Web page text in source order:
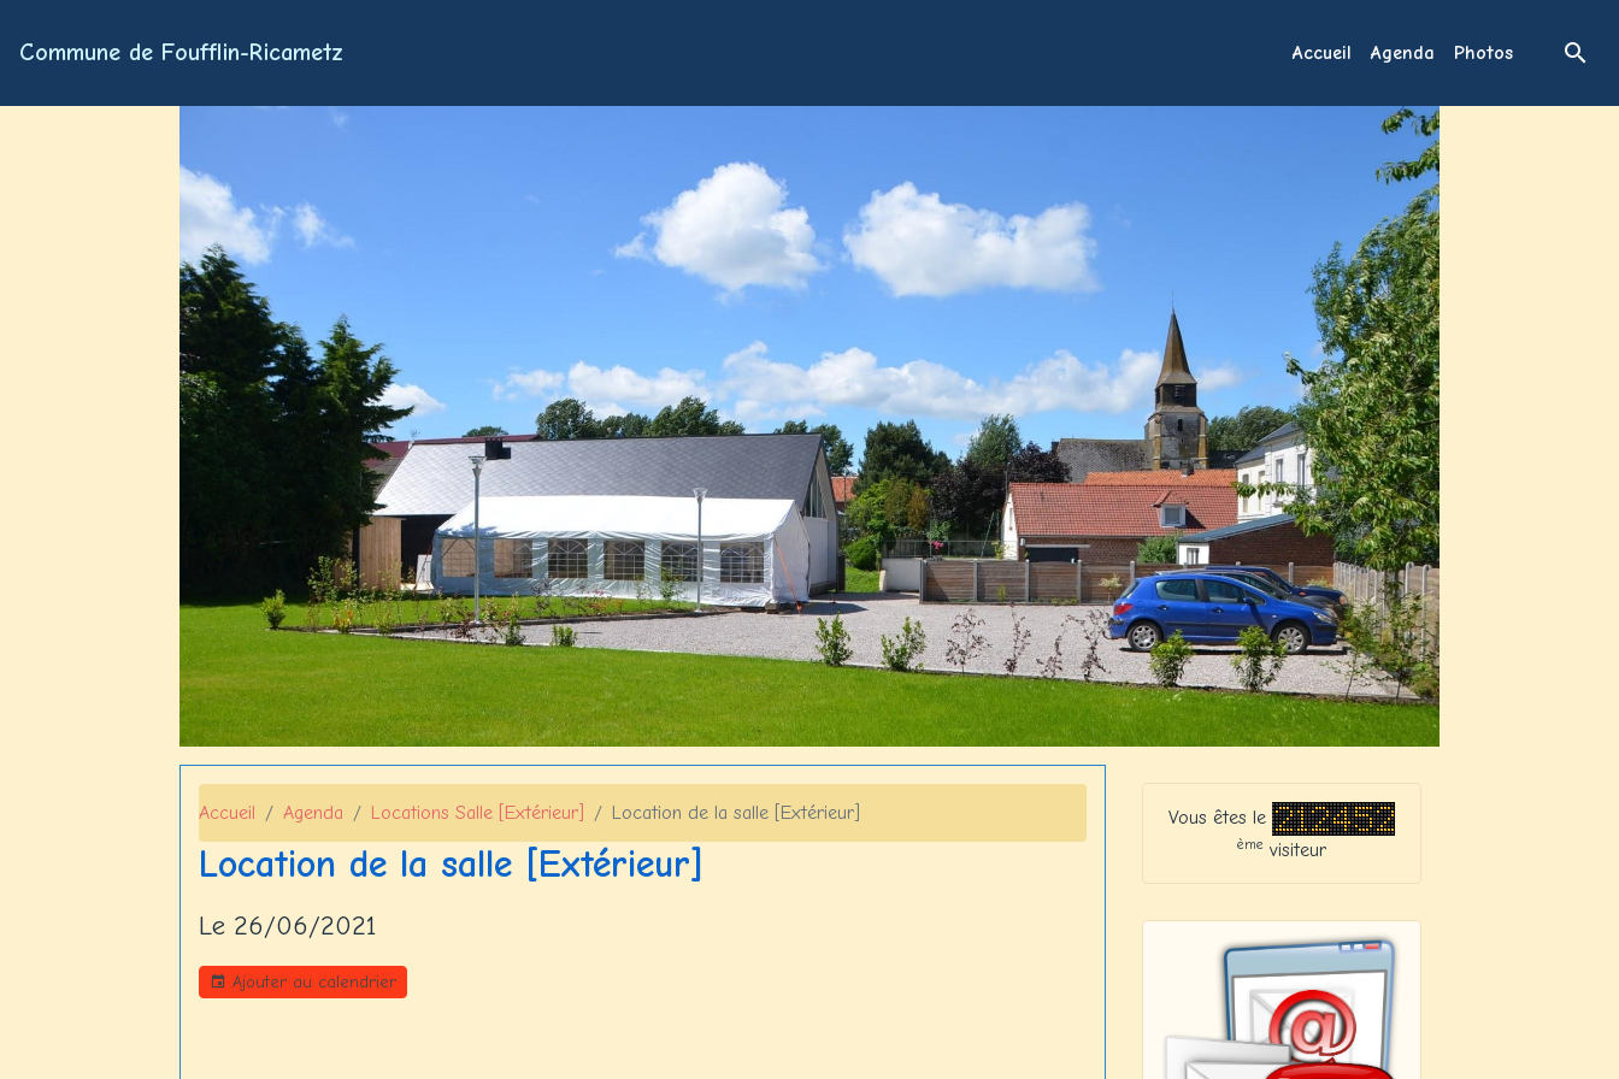
Commune de Foufflin-Ricametz Accueil Agenda Photos
Accueil Agenda Locations Salle [Extérieur] Location de la salle [Extérieur]
Location de la salle [Extérieur]
Le 26/06/2021
Ajouter au calendrier
Vous êtes le
ème visiteur